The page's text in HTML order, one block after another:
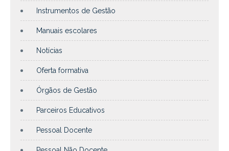
Instrumentos de Gestão
Manuais escolares
Notícias
Oferta formativa
Órgãos de Gestão
Parceiros Educativos
Pessoal Docente